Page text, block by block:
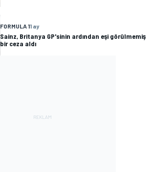
FORMULA 11 ay
Sainz, Britanya GP'sinin ardından eşi görülmemiş
bir ceza aldı